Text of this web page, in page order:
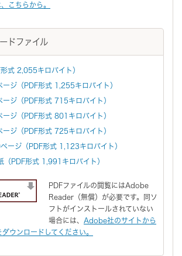
こちらから。
ドファイル
式 2,055キロバイト）
ジ（PDF形式 1,255キロバイト）
ジ（PDF形式 715キロバイト）
ジ（PDF形式 801キロバイト）
ジ（PDF形式 725キロバイト）
ージ（PDF形式 1,123キロバイト）
（PDF形式 1,991キロバイト）
PDFファイルの閲覧にはAdobe
Reader（無償）が必要です。同ソ
フトがインストールされていない
場合には、 Adobe社のサイトから
ウンロードしてください。